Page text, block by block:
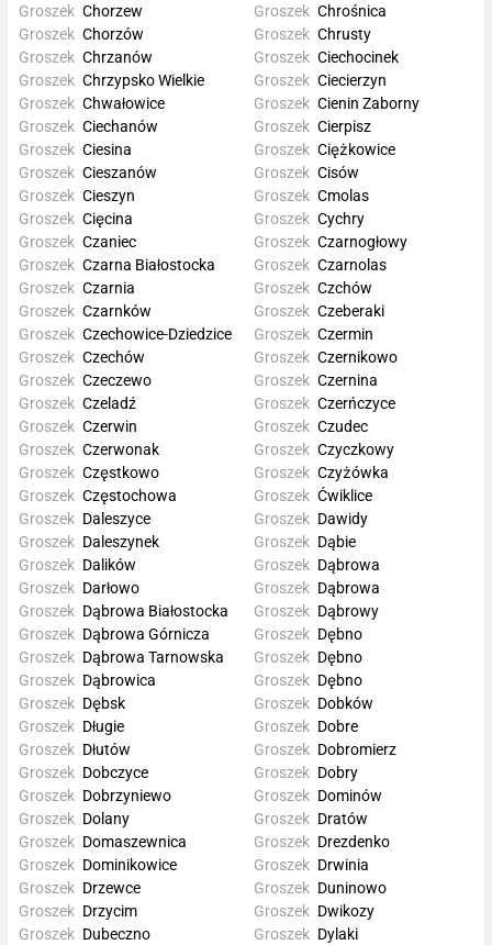
Groszek Chorzew
Groszek Chorzów
Groszek Chrośnica
Groszek Chrusty
Groszek Chrzanów
Groszek Chrzypsko Wielkie
Groszek Chwałowice
Groszek Ciechanów
Groszek Ciechocinek
Groszek Ciecierzyn
Groszek Cienin Zaborny
Groszek Cierpisz
Groszek Ciesina
Groszek Cieszanów
Groszek Cieszyn
Groszek Cięcina
Groszek Ciężkowice
Groszek Cisów
Groszek Cmolas
Groszek Cychry
Groszek Czaniec
Groszek Czarna Białostocka
Groszek Czarnia
Groszek Czarnków
Groszek Czarnogłowy
Groszek Czarnolas
Groszek Czchów
Groszek Czeberaki
Groszek Czechowice-Dziedzice
Groszek Czechów
Groszek Czeczewo
Groszek Czeladź
Groszek Czermin
Groszek Czernikowo
Groszek Czernina
Groszek Czerńczyce
Groszek Czerwin
Groszek Czerwonak
Groszek Częstkowo
Groszek Częstochowa
Groszek Czudec
Groszek Czyczkowy
Groszek Czyżówka
Groszek Ćwiklice
Groszek Daleszyce
Groszek Daleszynek
Groszek Dalików
Groszek Darłowo
Groszek Dawidy
Groszek Dąbie
Groszek Dąbrowa
Groszek Dąbrowa
Groszek Dąbrowa Białostocka
Groszek Dąbrowa Górnicza
Groszek Dąbrowa Tarnowska
Groszek Dąbrowica
Groszek Dąbrowy
Groszek Dębno
Groszek Dębno
Groszek Dębno
Groszek Dębsk
Groszek Długie
Groszek Dłutów
Groszek Dobczyce
Groszek Dobków
Groszek Dobre
Groszek Dobromierz
Groszek Dobry
Groszek Dobrzyniewo
Groszek Dolany
Groszek Domaszewnica
Groszek Dominikowice
Groszek Dominów
Groszek Dratów
Groszek Drezdenko
Groszek Drwinia
Groszek Drzewce
Groszek Drzycim
Groszek Dubeczno
Groszek Duninowo
Groszek Dwikozy
Groszek Dylaki